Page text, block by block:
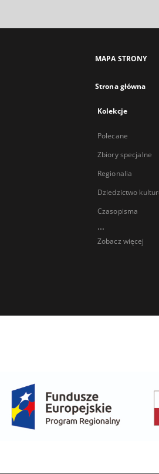
MAPA STRONY
Strona główna
Kolekcje
Polecane
Zbiory specjalne
Regionalia
Dziedzictwo
Czasopisma
...
Zobacz więcej